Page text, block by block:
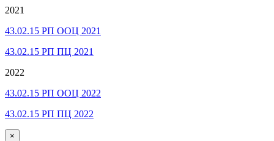
2021
43.02.15 РП ООЦ 2021
43.02.15 РП ПЦ 2021
2022
43.02.15 РП ООЦ 2022
43.02.15 РП ПЦ 2022
×